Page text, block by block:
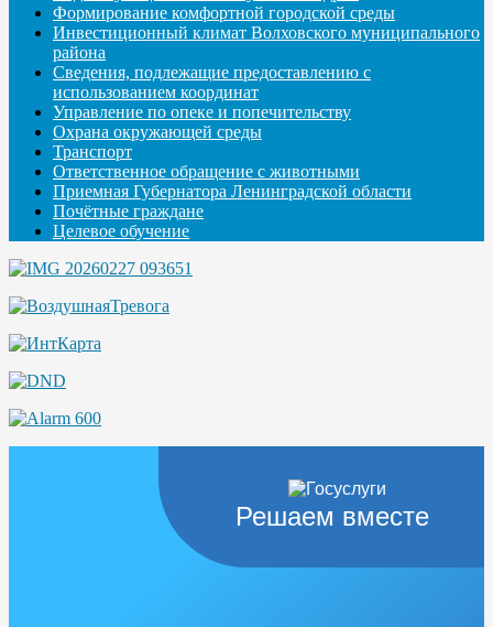
Формирование комфортной городской среды
Инвестиционный климат Волховского муниципального
района
Сведения, подлежащие предоставлению с
использованием координат
Управление по опеке и попечительству
Охрана окружающей среды
Транспорт
Ответственное обращение с животными
Приемная Губернатора Ленинградской области
Почётные граждане
Целевое обучение
Решаем вместе